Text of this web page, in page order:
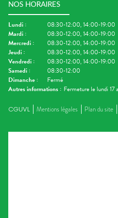
NOS HORAIRES
Lundi :
08:30-12:00, 14:00-19:00
Mardi :
08:30-12:00, 14:00-19:00
Mercredi :
08:30-12:00, 14:00-19:00
Jeudi :
08:30-12:00, 14:00-19:00
Vendredi :
08:30-12:00, 14:00-19:00
Samedi :
08:30-12:00
Dimanche :
Fermé
Autres informations : Fermeture le lundi 17
CGUVL Mentions légales Plan du site